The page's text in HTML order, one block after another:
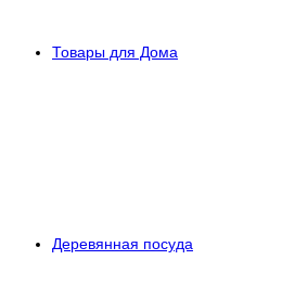
Товары для Дома
Деревянная посуда